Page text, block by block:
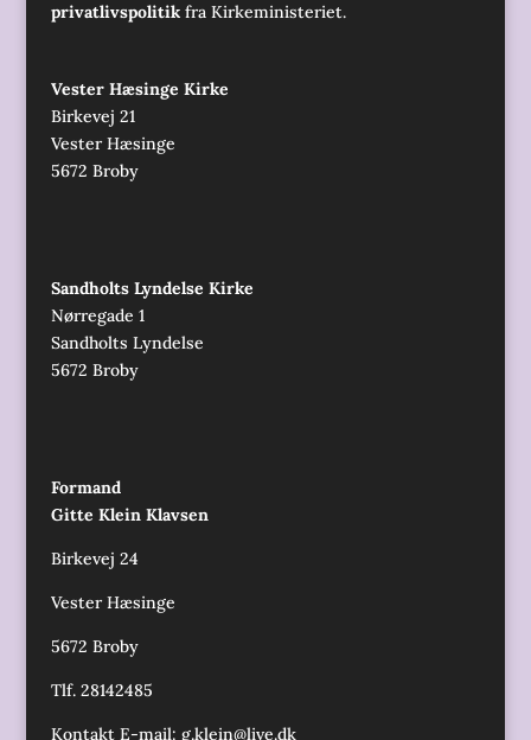
privatlivspolitikfra Kirkeministeriet.
Vester Hæsinge Kirke
Birkevej 21
Vester Hæsinge
5672 Broby
Sandholts Lyndelse Kirke
Nørregade 1
Sandholts Lyndelse
5672 Broby
Formand
Gitte Klein Klavsen
Birkevej 24
Vester Hæsinge
5672 Broby
Tlf. 28142485
Kontakt E-mail: g.klein@live.dk